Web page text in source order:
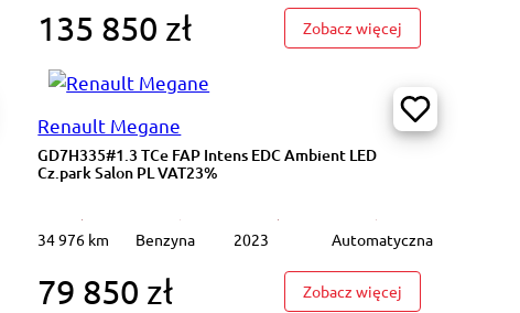
208 50kWh Allure LED K.cof Salon PL VAT23%
135 850 zł Zobacz więcej
BlueHDi Allure Pack EAT8 Kamera 360 Salon PL VAT23%
Renault Megane
GD7H335#1.3 TCe FAP Intens EDC Ambient LED
Cz.park Salon PL VAT23%
34 976 km Benzyna 2023 Automatyczna
79 850 zł Zobacz więcej